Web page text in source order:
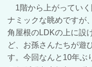
1階から上がっていく
ナミックな眺めですが
角屋根のLDKの上に設
ど、お孫さんたちが遊
す。今回なんと10年ぶ